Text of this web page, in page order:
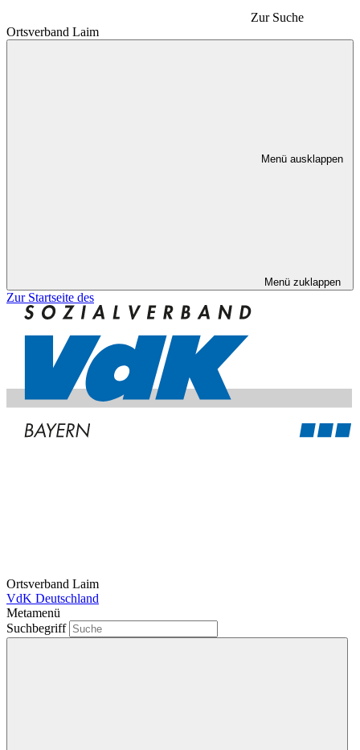
Zur Suche
Ortsverband Laim
Menü ausklappen
Menü zuklappen
Zur Startseite des
Ortsverband Laim
VdK Deutschland
Metamenü
Suchbegriff